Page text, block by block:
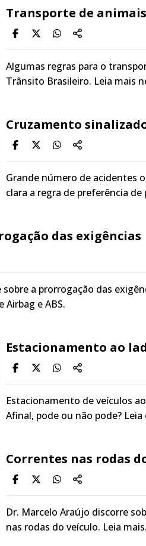
Transporte de
Algumas regras para o
Trânsito Brasileiro. Leia mais
Cruzamento
Grande número de acidentes
clara a regra de preferência
das exigências
sobre a prorrogação das
e ABS.
Estacionamento ao
Estacionamento de veículos
Afinal, pode ou não pode?
Correntes nas rodas
Dr. Marcelo Araújo discorre
nas rodas do veículo. Leia mais.